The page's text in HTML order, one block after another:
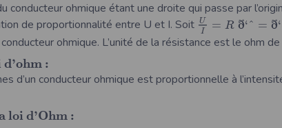
conducteur ohmique étant une droite qui passe par
de proportionnalité entre U et I. Soit
U
I
= R ð‘ˆ = ð‘
ohmique. L’unité de la résistance est le ohm de
d’ohm :
d’un conducteur ohmique est proportionnelle à
loid’Ohm :